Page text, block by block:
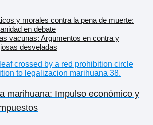
y morales contra la pena de muerte:
en debate
vacunas: Argumentos en contra y
desveladas
marihuana: Impulso económico y